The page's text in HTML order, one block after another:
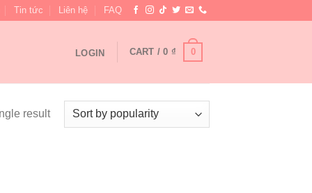
Tin tức Liên hệ FAQ
LOGIN CART /0 ₫ 0
result